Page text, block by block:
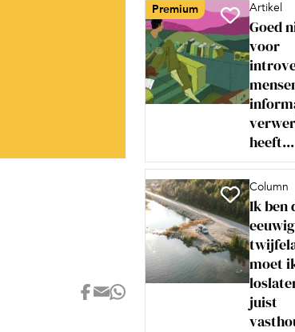
Premium Artikel
Goed
voor
heeft...
Column
Ik ben
moet
juist